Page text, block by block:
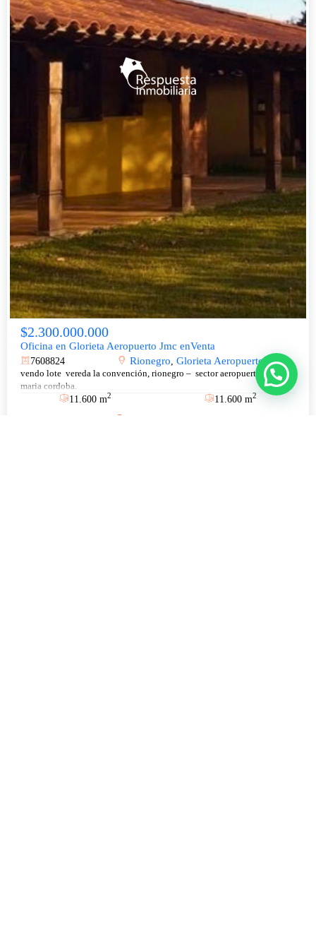
$2.300.000.000
Oficina en Glorieta Aeropuerto Jmc enVenta
7608824 Rionegro Glorieta Aeropuerto Jmc
vendo lote vereda la convención, rionegro – sector aeropuerto jose
maria cordoba.
11.600 m2 11.600 m2